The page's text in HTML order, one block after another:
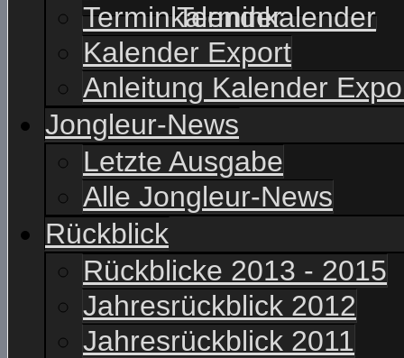
Terminkalender
Kalender Export
Anleitung Kalender
Jongleur-News
Letzte Ausgabe
Alle Jongleur-News
Rückblick
Rückblicke 2013 - 2015
Jahresrückblick 2012
Jahresrückblick 2011